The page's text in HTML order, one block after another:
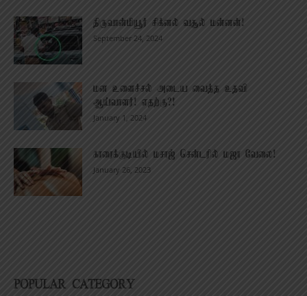
திருவான்மியூர் சிக்னல் வசூல் மன்னன்!
September 24, 2024
மன உளைச்சல் அடைய வைத்த உதவி
ஆய்வாளர்! எதற்கு?!
January 1, 2024
காரைக்குடியில் மசாஜ் சென்டரில் மஜா வேலை!
January 26, 2023
POPULAR CATEGORY